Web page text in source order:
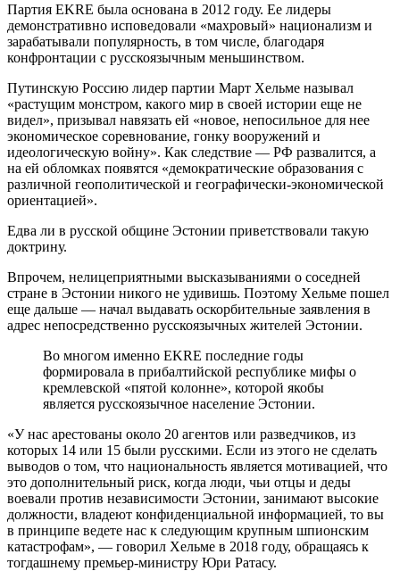
Партия EKRE была основана в 2012 году. Ее лидеры
демонстративно исповедовали «махровый» национализм и
зарабатывали популярность, в том числе, благодаря
конфронтации с русскоязычным меньшинством.
Путинскую Россию лидер партии Март Хельме называл
«растущим монстром, какого мир в своей истории еще не
видел», призывал навязать ей «новое, непосильное для нее
экономическое соревнование, гонку вооружений и
идеологическую войну». Как следствие — РФ развалится, а
на ей обломках появятся «демократические образования с
различной геополитической и географически-экономической
ориентацией».
Едва ли в русской общине Эстонии приветствовали такую
доктрину.
Впрочем, нелицеприятными высказываниями о соседней
стране в Эстонии никого не удивишь. Поэтому Хельме пошел
еще дальше — начал выдавать оскорбительные заявления в
адрес непосредственно русскоязычных жителей Эстонии.
Во многом именно EKRE последние годы
формировала в прибалтийской республике мифы о
кремлевской «пятой колонне», которой якобы
является русскоязычное население Эстонии.
«У нас арестованы около 20 агентов или разведчиков, из
которых 14 или 15 были русскими. Если из этого не сделать
выводов о том, что национальность является мотивацией, что
это дополнительный риск, когда люди, чьи отцы и деды
воевали против независимости Эстонии, занимают высокие
должности, владеют конфиденциальной информацией, то вы
в принципе ведете нас к следующим крупным шпионским
катастрофам», — говорил Хельме в 2018 году, обращаясь к
тогдашнему премьер-министру Юри Ратасу.